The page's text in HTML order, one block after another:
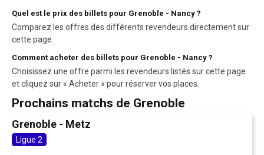
Quel est le prix des billets pour Grenoble - Nancy ?
Comparez les offres des différents revendeurs directement sur
cette page.
Comment acheter des billets pour Grenoble - Nancy ?
Choisissez une offre parmi les revendeurs listés sur cette page
et cliquez sur « Acheter » pour réserver vos places.
Prochains matchs de Grenoble
Grenoble - Metz
Ligue 2